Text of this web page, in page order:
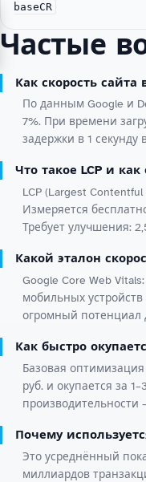
baseCR
Частые
Как скорость
По данным Google и
7%. При времени
задержки в 1 секунду
Что такое LCP и
LCP (Largest
Измеряется
Требует улучшения:
Какой эталон
Google Core Web
мобильных
огромный потенциал
Как быстро
Базовая
руб. и окупается за
производительности
Почему
Это усреднённый
миллиардов